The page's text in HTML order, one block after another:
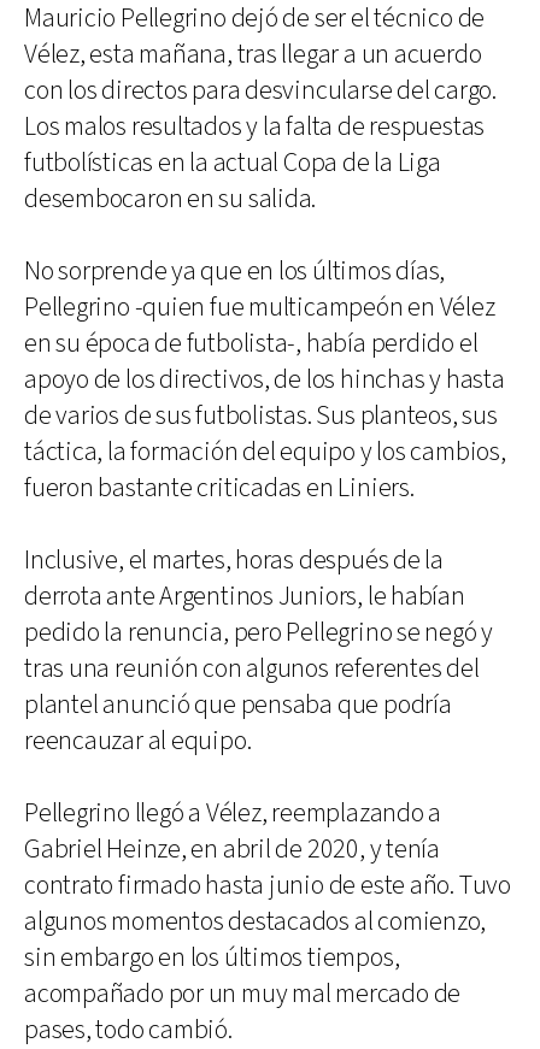
Mauricio Pellegrino dejó de ser el técnico de
Vélez, esta mañana, tras llegar a un acuerdo
con los directos para desvincularse del cargo.
Los malos resultados y la falta de respuestas
futbolísticas en la actual Copa de la Liga
desembocaron en su salida.
No sorprende ya que en los últimos días,
Pellegrino -quien fue multicampeón en Vélez
en su época de futbolista-, había perdido el
apoyo de los directivos, de los hinchas y hasta
de varios de sus futbolistas. Sus planteos, sus
táctica, la formación del equipo y los cambios,
fueron bastante criticadas en Liniers.
Inclusive, el martes, horas después de la
derrota ante Argentinos Juniors, le habían
pedido la renuncia, pero Pellegrino se negó y
tras una reunión con algunos referentes del
plantel anunció que pensaba que podría
reencauzar al equipo.
Pellegrino llegó a Vélez, reemplazando a
Gabriel Heinze, en abril de 2020, y tenía
contrato firmado hasta junio de este año. Tuvo
algunos momentos destacados al comienzo,
sin embargo en los últimos tiempos,
acompañado por un muy mal mercado de
pases, todo cambió.